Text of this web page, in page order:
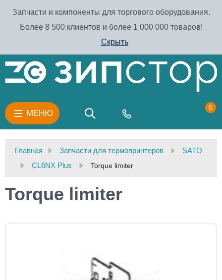
Запчасти и компоненты для торгового оборудования.
Более 8 500 клиентов и более 1 000 000 товаров!
Скрыть
МЕНЮ
0
Главная Запчасти для термопринтеров
SATO
CL6NX Plus
Torque limiter
Torque limiter